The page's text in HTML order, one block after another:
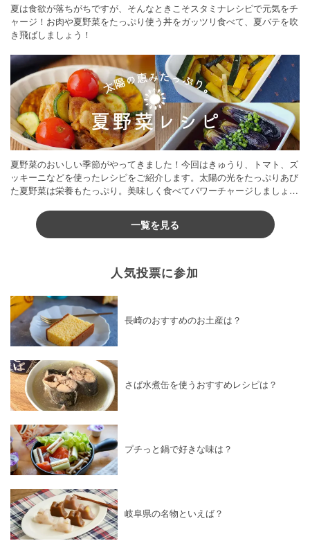
夏は食欲が落ちがちですが、そんなときこそスタミナレシピで元気をチ
ャージ！お肉や夏野菜をたっぷり使う丼をガッツリ食べて、夏バテを吹
き飛ばしましょう！
夏野菜のおいしい季節がやってきました！今回はきゅうり、トマト、ズ
ッキーニなどを使ったレシピをご紹介します。太陽の光をたっぷりあび
た夏野菜は栄養もたっぷり。美味しく食べてパワーチャージしましょう
一覧を見る
人気投票に参加
長崎のおすすめのお土産は？
さば水煮缶を使うおすすめレシピは？
プチっと鍋で好きな味は？
岐阜県の名物といえば？